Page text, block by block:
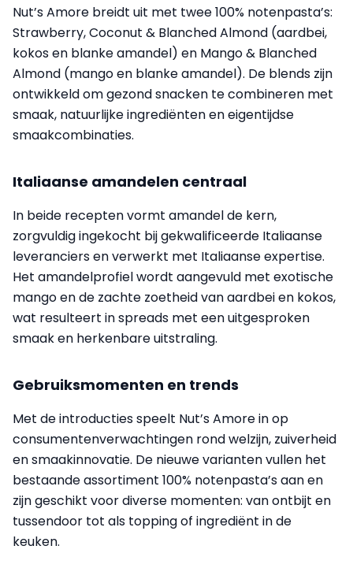
Nut’s Amore breidt uit met twee 100% notenpasta’s:
Strawberry, Coconut & Blanched Almond (aardbei,
kokos en blanke amandel) en Mango & Blanched
Almond (mango en blanke amandel). De blends zijn
ontwikkeld om gezond snacken te combineren met
smaak, natuurlijke ingrediënten en eigentijdse
smaakcombinaties.
Italiaanse amandelen centraal
In beide recepten vormt amandel de kern,
zorgvuldig ingekocht bij gekwalificeerde Italiaanse
leveranciers en verwerkt met Italiaanse expertise.
Het amandelprofiel wordt aangevuld met exotische
mango en de zachte zoetheid van aardbei en kokos,
wat resulteert in spreads met een uitgesproken
smaak en herkenbare uitstraling.
Gebruiksmomenten en trends
Met de introducties speelt Nut’s Amore in op
consumentenverwachtingen rond welzijn, zuiverheid
en smaakinnovatie. De nieuwe varianten vullen het
bestaande assortiment 100% notenpasta’s aan en
zijn geschikt voor diverse momenten: van ontbijt en
tussendoor tot als topping of ingrediënt in de
keuken.